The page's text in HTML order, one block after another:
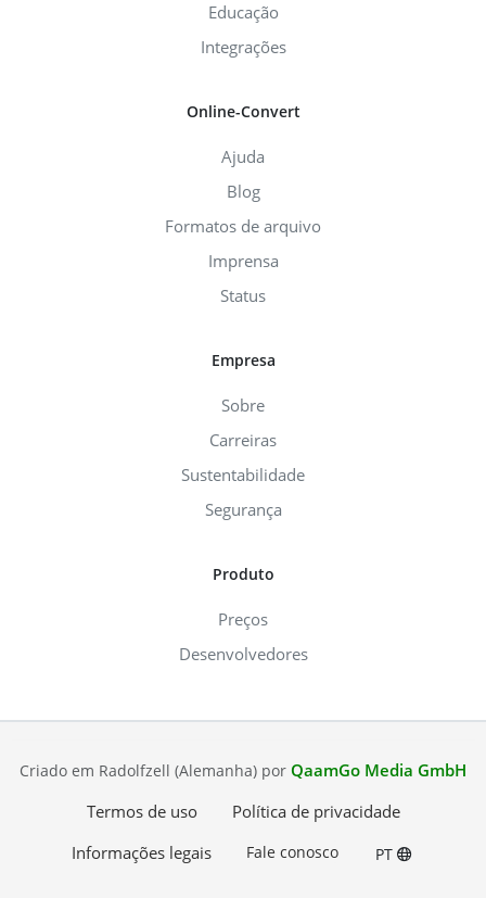
Educação
Integrações
Online-Convert
Ajuda
Blog
Formatos de arquivo
Imprensa
Status
Empresa
Sobre
Carreiras
Sustentabilidade
Segurança
Produto
Preços
Desenvolvedores
Criado em Radolfzell (Alemanha) por QaamGo Media GmbH
Termos de uso
Política de privacidade
Informações legais
Fale conosco PT